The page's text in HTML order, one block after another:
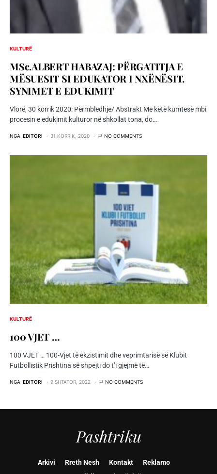
KULTURË
MSc.ALBERT HABAZAJ: PËRGATITJA E
MËSUESIT SI EDUKATOR I NXËNËSIT.
SYNIMET E EDUKIMIT
Vlorë, 30 korrik 2020: Përmbledhje/ Abstrakt Me këtë kumtesë mbi
procesin e edukimit kulturor në shkollat tona, do…
NGA EDITORI 31 KORRIK, 2020 NO COMMENTS
KULTURË
100 VJET …
100 VJET … 100-Vjet të ekzistimit dhe veprimtarisë së Klubit
Futbollistik Prishtina së shpejti do t’i gjejmë të…
NGA EDITORI 9 SHTATOR, 2022 NO COMMENTS
Pashtriku
Arkivi Rreth Nesh Kontakt
Reklamo